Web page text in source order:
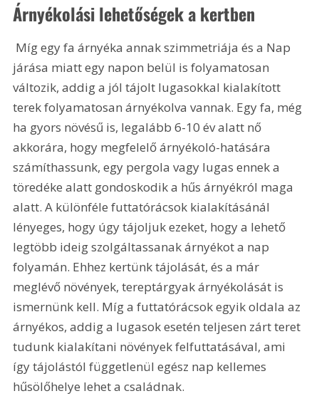
Árnyékolási lehetőségek a kertben
járása miatt egy napon belül is folyamatosan
változik, addig a jól tájolt lugasokkal kialakított
terek folyamatosan árnyékolva vannak. Egy fa, még
ha gyors növésű is, legalább 6-10 év alatt nő
akkorára, hogy megfelelő árnyékoló-hatására
számíthassunk, egy pergola vagy lugas ennek a
töredéke alatt gondoskodik a hűs árnyékról maga
alatt. A különféle futtatórácsok kialakításánál
lényeges, hogy úgy tájoljuk ezeket, hogy a lehető
legtöbb ideig szolgáltassanak árnyékot a nap
folyamán. Ehhez kertünk tájolását, és a már
meglévő növények, tereptárgyak árnyékolását is
ismernünk kell. Míg a futtatórácsok egyik oldala az
árnyékos, addig a lugasok esetén teljesen zárt teret
tudunk kialakítani növények felfuttatásával, ami
így tájolástól függetlenül egész nap kellemes
hűsölőhelye lehet a családnak.